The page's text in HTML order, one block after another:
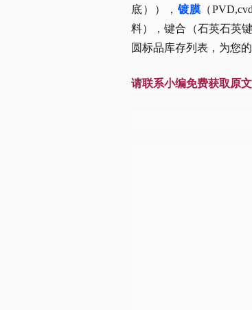
底））， 镀膜 （
料），键合（石英石英
圆标品库存列表，为您
请联系小编免费获取原文